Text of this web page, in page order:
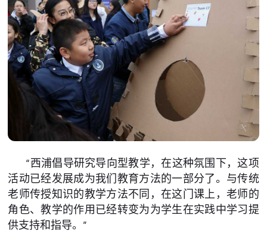
“西浦倡导研究导向型教学，在这种氛围下，这项
活动已经发展成为我们教育方法的一部分了。与传统
老师传授知识的教学方法不同，在这门课上，老师的
角色、教学的作用已经转变为为学生在实践中学习提
供支持和指导。”